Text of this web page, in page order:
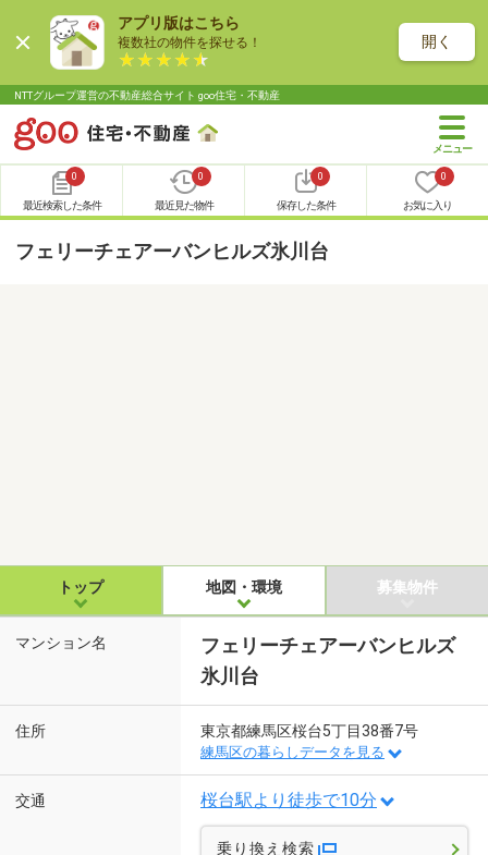
アプリ版はこちら
複数社の物件を探せる！ 開く
NTTグループ運営の不動産総合サイト goo住宅・不動産
0
最近検索した条件
0
最近見た物件
0
保存した条件
0
お気に入り
フェリーチェアーバンヒルズ氷川台
トップ 地図・環境 募集物件
マンション名
フェリーチェアーバンヒルズ
氷川台
住所 東京都練馬区桜台5丁目38番7号
練馬区の暮らしデータを見る
交通 桜台駅より徒歩で10分
乗り換え検索